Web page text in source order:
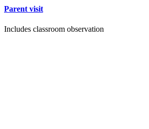
Parent visit
Includes classroom observation